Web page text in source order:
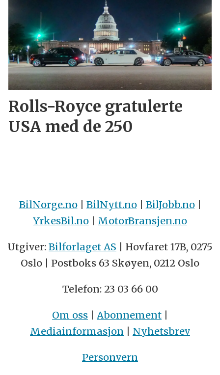
Rolls-Royce gratulerte
USA med de 250
BilNorge.no| BilNytt.no| BilJobb.no|
YrkesBil.no | MotorBransjen.no
Utgiver: Bilforlaget AS | Hovfaret 17B, 0275
Oslo | Postboks 63 Skøyen, 0212 Oslo
Telefon: 23 03 66 00
Om oss | Abonnement |
Mediainformasjon | Nyhetsbrev
Personvern